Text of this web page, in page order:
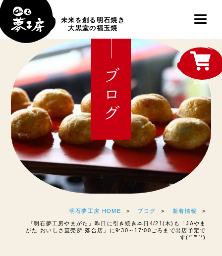
未来を創る明石焼き
大黒堂の福玉焼
ブログ
明石夢工房 HOME ブログ 新着情報
『明石夢工房やまがた』昨日に引き続き本日4/21(木)も「JAやま
がた おいしさ直売所 落合店」に9:30～17:00ごろまで出店予定で
す(*´꒳`*)
shop